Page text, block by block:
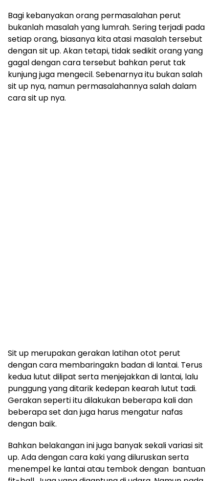
Bagi kebanyakan orang permasalahan perut
bukanlah masalah yang lumrah. Sering terjadi pada
setiap orang, biasanya kita atasi masalah tersebut
dengan sit up. Akan tetapi, tidak sedikit orang yang
gagal dengan cara tersebut bahkan perut tak
kunjung juga mengecil. Sebenarnya itu bukan salah
sit up nya, namun permasalahannya salah dalam
cara sit up nya.
Sit up merupakan gerakan latihan otot perut
dengan cara membaringakn badan di lantai. Terus
kedua lutut dilipat serta menjejakkan di lantai, lalu
punggung yang ditarik kedepan kearah lutut tadi.
Gerakan seperti itu dilakukan beberapa kali dan
beberapa set dan juga harus mengatur nafas
dengan baik.
Bahkan belakangan ini juga banyak sekali variasi sit
up. Ada dengan cara kaki yang diluruskan serta
menempel ke lantai atau tembok dengan bantuan